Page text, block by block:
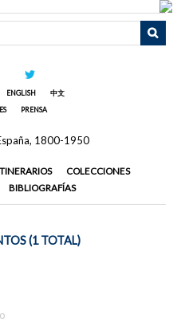
ENGLISH
中文
PRENSA
COLECCIONES
BIBLIOGRAFÍAS
(1 TOTAL)